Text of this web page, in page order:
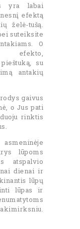
yra labai
efektą
želė-tušą.
suteiksite
O
efekto,
su
antakių
gaivus
o Jus pati
rinktis
lūpoms
atspalvio
dienai ir
lūpų
lūpas ir